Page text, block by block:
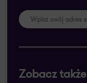
Zobacz także